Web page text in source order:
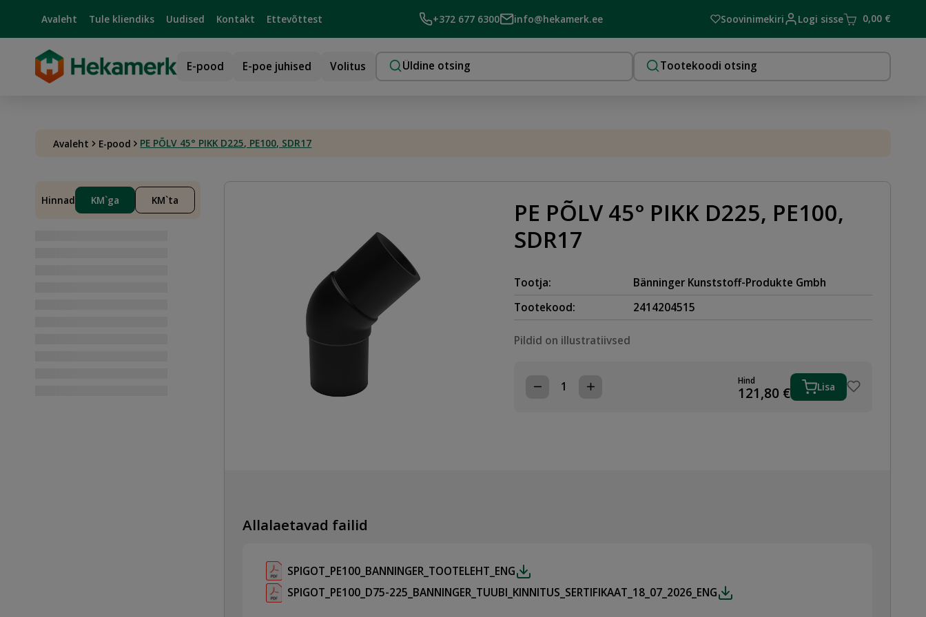
Avaleht Tule kliendiks Uudised Kontakt Ettevõttest +372 677 6300 info@hekamerk.ee Soovinimekiri Logi sisse 0,00 €
E-pood E-poe juhised Volitus
Avaleht E-pood PE PÕLV 45° PIKK D225, PE100, SDR17
Hinnad KM`ga KM`ta
PE PÕLV 45° PIKK D225, PE100,
SDR17
Tootja:
Bänninger Kunststoff-Produkte Gmbh
Tootekood:
2414204515
Pildid on illustratiivsed
PE
Hind
121,80 € Lisa
Allalaetavad failid
SPIGOT_PE100_BANNINGER_TOOTELEHT_ENG
SPIGOT_PE100_D75-225_BANNINGER_TUUBI_KINNITUS_SERTIFIKAAT_18_07_2026_ENG